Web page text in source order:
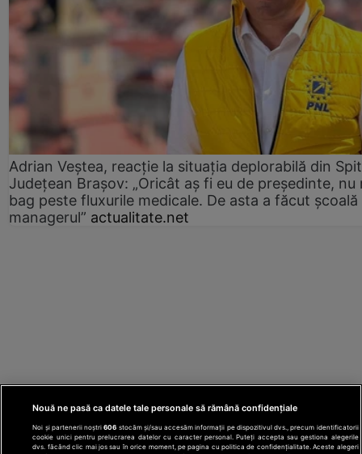
Adrian Veștea, reacție la situația deplorabilă din
Județean Brașov: „Oricât aș fi eu de președinte, nu
bag peste fluxurile medicale. De asta a făcut școală
managerul” actualitate.net
Nouă ne pasă ca datele tale personale să rămână confidențiale
Noi și partenerii noștri606 stocăm și/sau accesăm informații pe dispozitivul dvs., precum identificatorii
cookie unici pentru prelucrarea datelor cu caracter personal. Puteți accepta sau gestiona alegerile
dvs. făcând clic mai jos sau în orice moment, pe pagina cu politica de confidențialitate. Aceste alegeri